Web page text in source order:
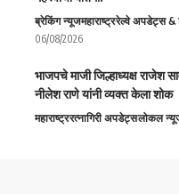
ब्रेकिंग न्यूजमहाराष्ट्ररेल्वे अपडेट्स &
06/08/2026
भाजपचे माजी जिल्हाध्यक्ष राजेश
नीलेश राणे यांनी व्यक्त केला शोक
महाराष्ट्ररत्नागिरी अपडेट्सलोकल